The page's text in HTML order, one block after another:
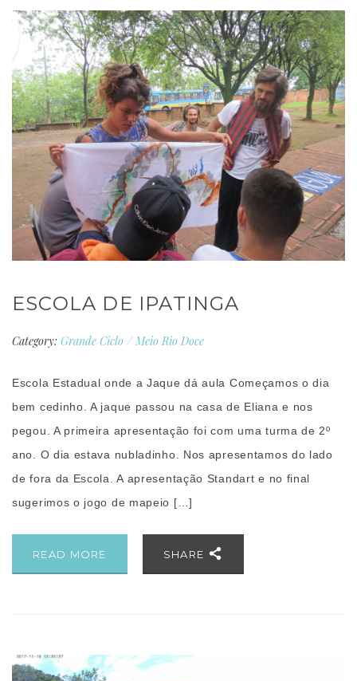
ESCOLA DE IPATINGA
Category: Grande Ciclo / Meio Rio Doce
Escola Estadual onde a Jaque dá aula Começamos o dia
bem cedinho. A jaque passou na casa de Eliana e nos
pegou. A primeira apresentação foi com uma turma de 2º
ano. O dia estava nubladinho. Nos apresentamos do lado
de fora da Escola. A apresentação Standart e no final
sugerimos o jogo de mapeio […]
READ MORE SHARE